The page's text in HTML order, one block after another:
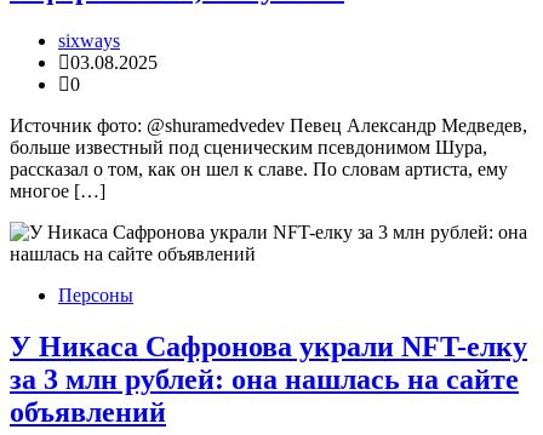
sixways
03.08.2025
0
Источник фото: @shuramedvedev Певец Александр Медведев,
больше известный под сценическим псевдонимом Шура,
рассказал о том, как он шел к славе. По словам артиста, ему
многое […]
Персоны
У Никаса Сафронова украли NFT-елку
за 3 млн рублей: она нашлась на сайте
объявлений